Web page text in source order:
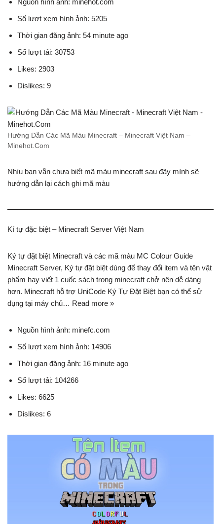
Nguồn hình ảnh: minehot.com
Số lượt xem hình ảnh: 5205
Thời gian đăng ảnh: 54 minute ago
Số lượt tải: 30753
Likes: 2903
Dislikes: 9
Hướng Dẫn Các Mã Màu Minecraft – Minecraft Việt Nam –
Minehot.Com
Nhìu bạn vẫn chưa biết mã màu minecraft sau đây mình sẽ
hướng dẫn lại cách ghi mã màu
Kí tự đặc biệt – Minecraft Server Việt Nam
Ký tự đặt biệt Minecraft và các mã màu MC Colour Guide
Minecraft Server, Ký tự đặt biệt dùng để thay đổi item và tên vật
phẩm hay viết 1 cuốc sách trong minecraft chở nên dễ dàng
hơn. Minecraft hỗ trợ UniCode Ký Tự Đặt Biệt bạn có thể sử
dụng tại máy chủ… Read more »
Nguồn hình ảnh: minefc.com
Số lượt xem hình ảnh: 14906
Thời gian đăng ảnh: 16 minute ago
Số lượt tải: 104266
Likes: 6625
Dislikes: 6